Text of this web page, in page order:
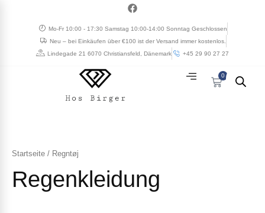
a
e
o
o
Mo-Fr 10:00 - 17:30 Samstag 10:00-14:00 Sonntag Geschlossen
Neu – bei Einkäufen über €100 ist der Versand immer kostenlos.
Lindegade 21 6070 Christiansfeld, Dänemark
+45 29 90 27 27
0
Cart
Startseite / Regntøj
Regenkleidung